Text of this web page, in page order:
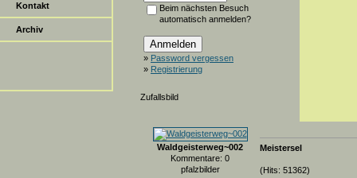
Kontakt
Archiv
Beim nächsten Besuch
automatisch anmelden?
» Password vergessen
» Registrierung
Zufallsbild
Waldgeisterweg~002
Kommentare: 0
pfalzbilder
Meistersel
(Hits: 51362)